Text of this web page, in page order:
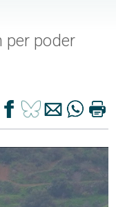
per poder